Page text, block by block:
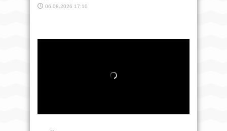
06.08.2026 17:10